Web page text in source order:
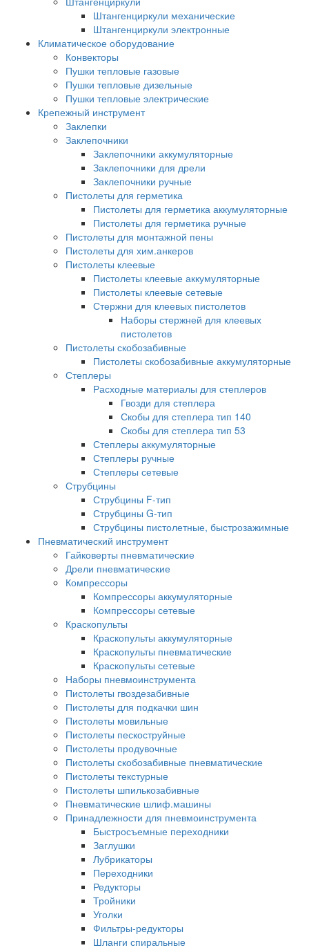
Штангенциркули механические
Штангенциркули электронные
Климатическое оборудование
Конвекторы
Пушки тепловые газовые
Пушки тепловые дизельные
Пушки тепловые электрические
Крепежный инструмент
Заклепки
Заклепочники
Заклепочники аккумуляторные
Заклепочники для дрели
Заклепочники ручные
Пистолеты для герметика
Пистолеты для герметика аккумуляторные
Пистолеты для герметика ручные
Пистолеты для монтажной пены
Пистолеты для хим.анкеров
Пистолеты клеевые
Пистолеты клеевые аккумуляторные
Пистолеты клеевые сетевые
Стержни для клеевых пистолетов
Наборы стержней для клеевых
пистолетов
Пистолеты скобозабивные
Пистолеты скобозабивные аккумуляторные
Степлеры
Расходные материалы для степлеров
Гвозди для степлера
Скобы для степлера тип 140
Скобы для степлера тип 53
Степлеры аккумуляторные
Степлеры ручные
Степлеры сетевые
Струбцины
Струбцины F-тип
Струбцины G-тип
Струбцины пистолетные, быстрозажимные
Пневматический инструмент
Гайковерты пневматические
Дрели пневматические
Компрессоры
Компрессоры аккумуляторные
Компрессоры сетевые
Краскопульты
Краскопульты аккумуляторные
Краскопульты пневматические
Краскопульты сетевые
Наборы пневмоинструмента
Пистолеты гвоздезабивные
Пистолеты для подкачки шин
Пистолеты мовильные
Пистолеты пескоструйные
Пистолеты продувочные
Пистолеты скобозабивные пневматические
Пистолеты текстурные
Пистолеты шпилькозабивные
Пневматические шлиф.машины
Принадлежности для пневмоинструмента
Быстросъемные переходники
Заглушки
Лубрикаторы
Переходники
Редукторы
Тройники
Уголки
Фильтры-редукторы
Шланги спиральные